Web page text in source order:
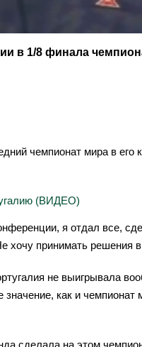
в 1/8 финала
чемпионат мира в его
(ВИДЕО)
я отдал все,
хочу принимать решения
не выигрывала
как и
сделала на этом